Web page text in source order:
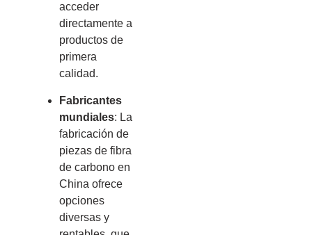
acceder
directamente a
productos de
primera
calidad.
Fabricantes
mundiales: La
fabricación de
piezas de fibra
de carbono en
China ofrece
opciones
diversas y